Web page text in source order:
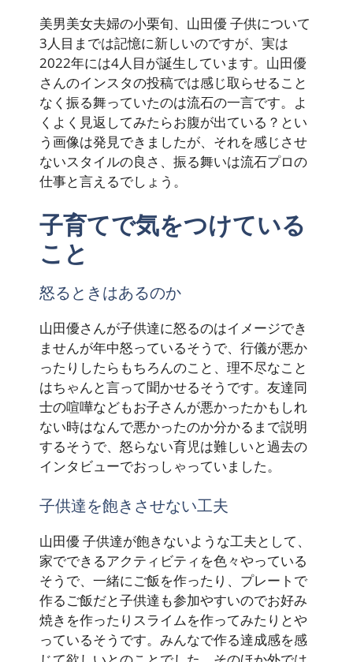
美男美女夫婦の小栗旬、山田優 子供について
3人目までは記憶に新しいのですが、実は
2022年には4人目が誕生しています。山田優
さんのインスタの投稿では感じ取らせること
なく振る舞っていたのは流石の一言です。よ
くよく見返してみたらお腹が出ている？とい
う画像は発見できましたが、それを感じさせ
ないスタイルの良さ、振る舞いは流石プロの
仕事と言えるでしょう。
子育てで気をつけている
こと
怒るときはあるのか
山田優さんが子供達に怒るのはイメージでき
ませんが年中怒っているそうで、行儀が悪か
ったりしたらもちろんのこと、理不尽なこと
はちゃんと言って聞かせるそうです。友達同
士の喧嘩などもお子さんが悪かったかもしれ
ない時はなんで悪かったのか分かるまで説明
するそうで、怒らない育児は難しいと過去の
インタビューでおっしゃっていました。
子供達を飽きさせない工夫
山田優 子供達が飽きないような工夫として、
家でできるアクティビティを色々やっている
そうで、一緒にご飯を作ったり、プレートで
作るご飯だと子供達も参加やすいのでお好み
焼きを作ったりスライムを作ってみたりとや
っているそうです。みんなで作る達成感を感